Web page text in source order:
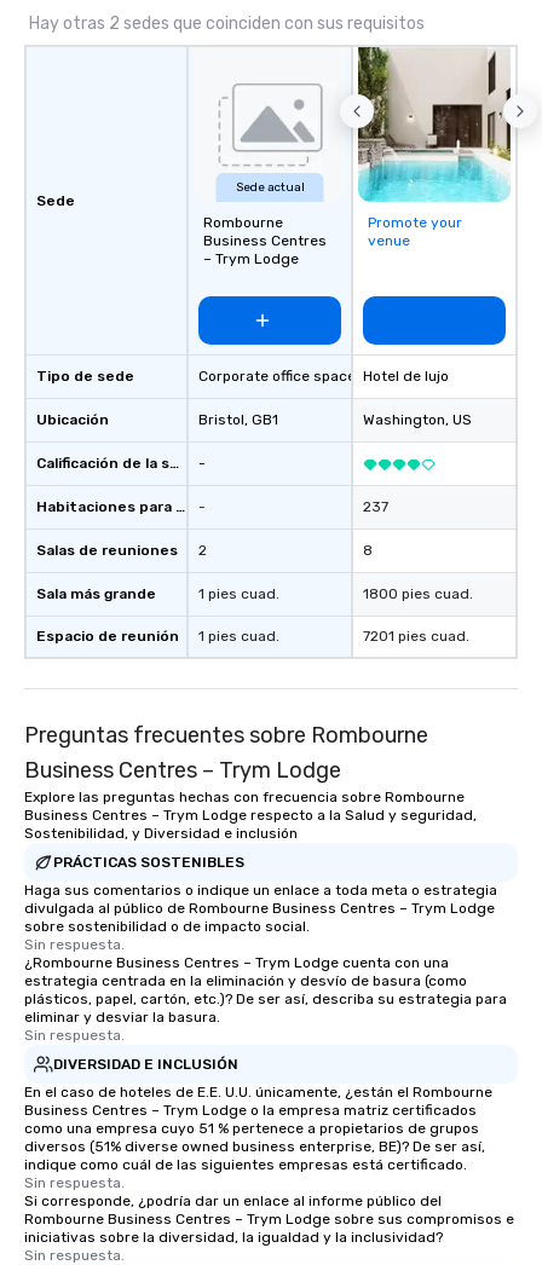
Hay otras 2 sedes que coinciden con sus requisitos
Sede
Tipo de sede
Ubicación
Calificación de la sede
Habitaciones para huéspedes
Salas de reuniones
Sala más grande
Espacio de reunión
Sede actual
Rombourne
Business Centres
– Trym Lodge
Corporate office space
Bristol, GB1
-
-
2
1 pies cuad.
1 pies cuad.
Promote your
venue
Hotel de lujo
Washington, US
237
8
1800 pies cuad.
7201 pies cuad.
Preguntas frecuentes sobre Rombourne
Business Centres – Trym Lodge
Explore las preguntas hechas con frecuencia sobre Rombourne
Business Centres – Trym Lodge respecto a la Salud y seguridad,
Sostenibilidad, y Diversidad e inclusión
PRÁCTICAS SOSTENIBLES
Haga sus comentarios o indique un enlace a toda meta o estrategia
divulgada al público de Rombourne Business Centres – Trym Lodge
sobre sostenibilidad o de impacto social.
Sin respuesta.
¿Rombourne Business Centres – Trym Lodge cuenta con una
estrategia centrada en la eliminación y desvío de basura (como
plásticos, papel, cartón, etc.)? De ser así, describa su estrategia para
eliminar y desviar la basura.
Sin respuesta.
DIVERSIDAD E INCLUSIÓN
En el caso de hoteles de E.E. U.U. únicamente, ¿están el Rombourne
Business Centres – Trym Lodge o la empresa matriz certificados
como una empresa cuyo 51 % pertenece a propietarios de grupos
diversos (51% diverse owned business enterprise, BE)? De ser así,
indique como cuál de las siguientes empresas está certificado.
Sin respuesta.
Si corresponde, ¿podría dar un enlace al informe público del
Rombourne Business Centres – Trym Lodge sobre sus compromisos e
iniciativas sobre la diversidad, la igualdad y la inclusividad?
Sin respuesta.